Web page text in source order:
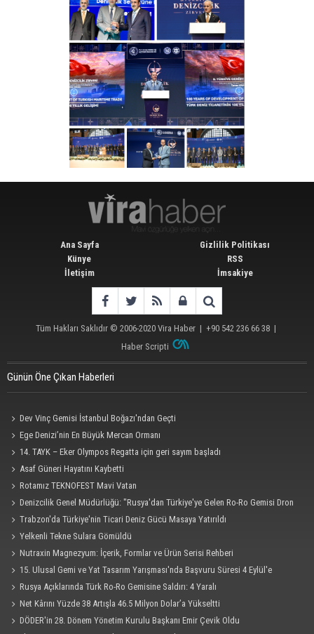
Ana Sayfa
Künye
İletişim
Gizlilik Politikası
RSS
İmsakiye
Tüm Hakları Saklıdır © 2006-2020 Vira Haber | +90 542 236 66 38 |
Haber Scripti
Günün Öne Çıkan Haberleri
Dev Vinç Gemisi İstanbul Boğazı'ndan Geçti
Ege Denizi’nin En Büyük Mercan Ormanı
14. TAYK – Eker Olympos Regatta için geri sayım başladı
Asaf Güneri Hayatını Kaybetti
Rotamız TEKNOFEST Mavi Vatan
Denizcilik Genel Müdürlüğü: "Rusya'dan Türkiye'ye Gelen Ro-Ro Gemisi Dron
Saldırısına Uğradı"
Trabzon'da Türkiye'nin Ticari Deniz Gücü Masaya Yatırıldı
Yelkenli Tekne Sulara Gömüldü
Nutraxin Magnezyum: İçerik, Formlar ve Ürün Serisi Rehberi
15. Ulusal Gemi ve Yat Tasarım Yarışması'nda Başvuru Süresi 4 Eylül'e
Uzatıldı
Rusya Açıklarında Türk Ro-Ro Gemisine Saldırı: 4 Yaralı
Net Kârını Yüzde 38 Artışla 46.5 Milyon Dolar’a Yükseltti
DÖDER'in 28. Dönem Yönetim Kurulu Başkanı Emir Çevik Oldu